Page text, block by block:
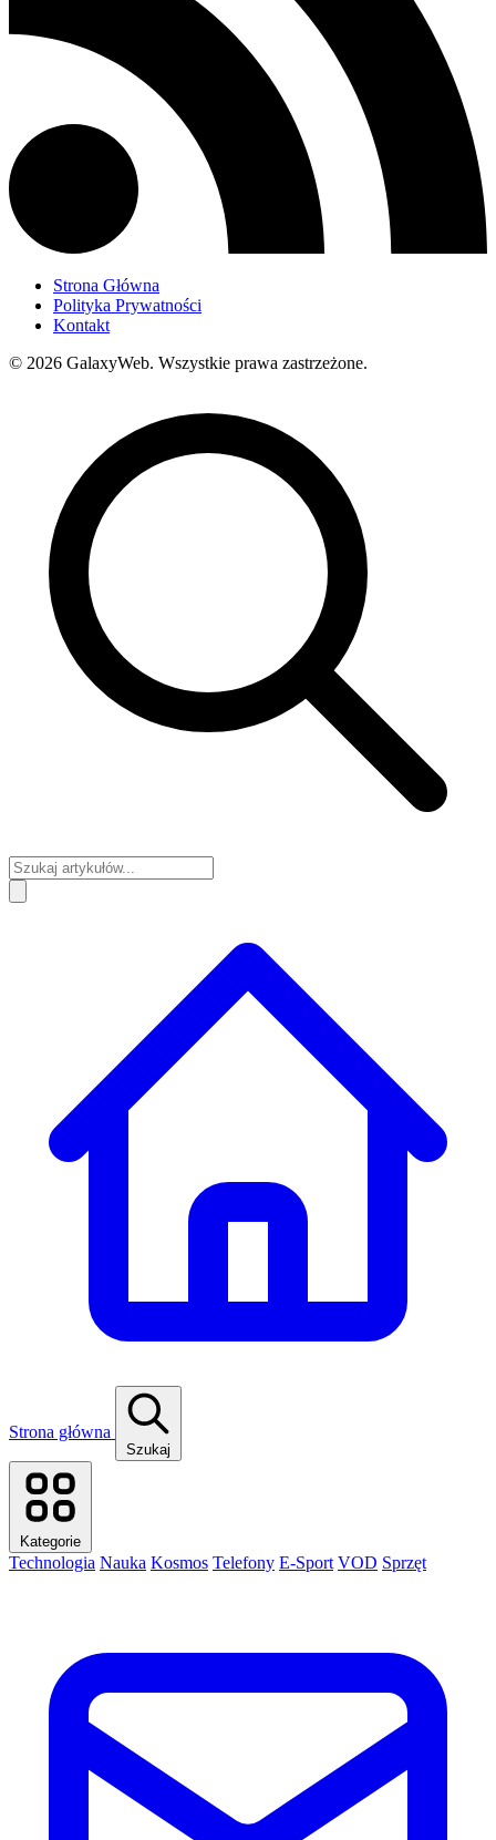
Strona Główna
Polityka Prywatności
Kontakt
© 2026 GalaxyWeb. Wszystkie prawa zastrzeżone.
Strona główna
Szukaj
Kategorie
Technologia Nauka Kosmos Telefony E-Sport VOD Sprzęt